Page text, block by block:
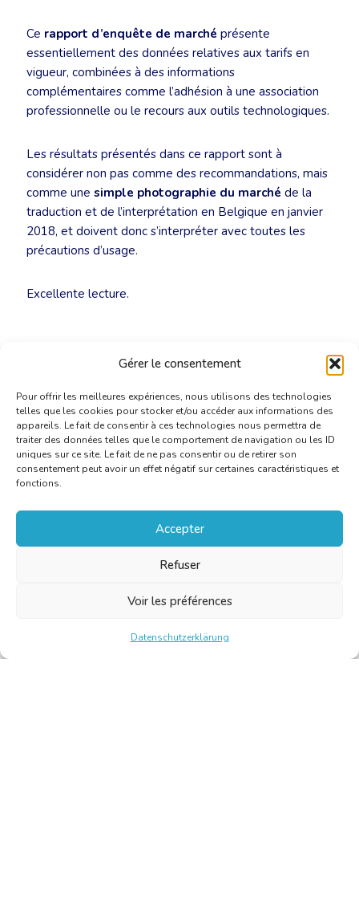
Gérer le consentement
Pour offrir les meilleures expériences, nous utilisons des technologies
telles que les cookies pour stocker et/ou accéder aux informations des
appareils. Le fait de consentir à ces technologies nous permettra de
traiter des données telles que le comportement de navigation ou les ID
uniques sur ce site. Le fait de ne pas consentir ou de retirer son
consentement peut avoir un effet négatif sur certaines caractéristiques et
fonctions.
Accepter
Refuser
Voir les préférences
Datenschutzerklärung
Ce rapport d’enquête de marché présente
essentiellement des données relatives aux tarifs en
vigueur, combinées à des informations
complémentaires comme l’adhésion à une association
professionnelle ou le recours aux outils technologiques.
Les résultats présentés dans ce rapport sont à
considérer non pas comme des recommandations, mais
comme une simple photographie du marché de la
traduction et de l’interprétation en Belgique en janvier
2018, et doivent donc s’interpréter avec toutes les
précautions d’usage.
Excellente lecture.